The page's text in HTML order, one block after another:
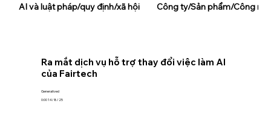
Ra mắt dịch vụ hỗ trợ thay đổi việc làm AI
của Fairtech
Generatived
0:00 14/8/25
AI và luật pháp/quy định/xã hội Công ty/Sản phẩm/Công